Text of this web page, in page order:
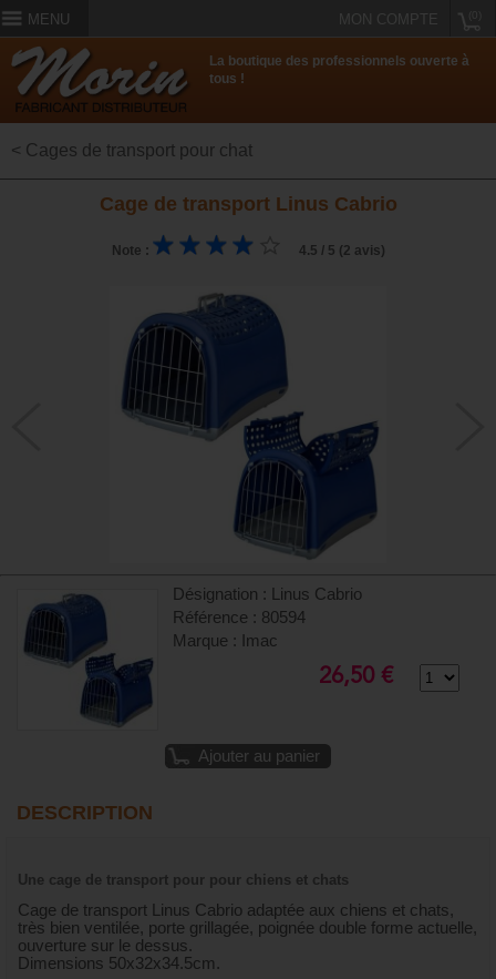
MENU MON COMPTE
La boutique des professionnels ouverte à
tous !
< Cages de transport pour chat
Cage de transport Linus Cabrio
Note : 4.5 / 5 (2 avis)
Désignation : Linus Cabrio
Référence : 80594
Marque : Imac
26,50 €
Ajouter au panier
DESCRIPTION
Une cage de transport pour pour chiens et chats
Cage de transport Linus Cabrio adaptée aux chiens et chats,
très bien ventilée, porte grillagée, poignée double forme actuelle,
ouverture sur le dessus.
Dimensions 50x32x34.5cm.